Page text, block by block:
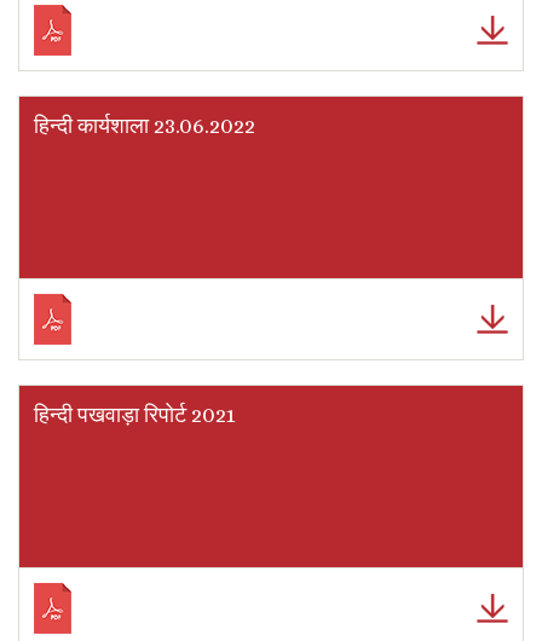
हिन्दी कार्यशाला 23.06.2022
हिन्दी पखवाड़ा रिपोर्ट 2021